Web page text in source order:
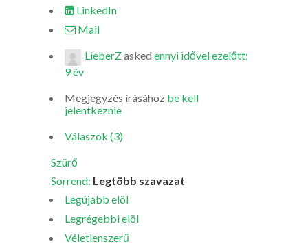
LinkedIn
Mail
LieberZasked ennyi idővel ezelőtt:
9 év
Megjegyzés írásához be kell
jelentkeznie
Válaszok (3)
Szürő
Sorrend: Legtöbb szavazat
Legújabb elöl
Legrégebbi elöl
Véletlenszerű